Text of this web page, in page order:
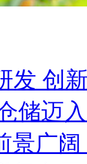
发 创
储迈
景广